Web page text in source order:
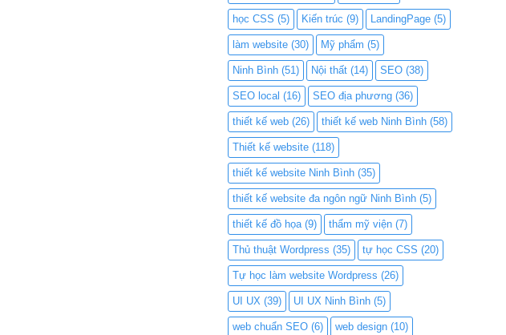
học CSS (5) Kiến trúc (9) LandingPage (5)
làm website (30) Mỹ phẩm (5)
Ninh Bình (51) Nội thất (14) SEO (38)
SEO local (16) SEO địa phương (36)
thiết kế web (26) thiết kế web Ninh Bình (58)
Thiết kế website (118)
thiết kế website Ninh Bình (35)
thiết kế website đa ngôn ngữ Ninh Bình (5)
thiết kế đồ họa (9) thẩm mỹ viện (7)
Thủ thuật Wordpress (35) tự học CSS (20)
Tự học làm website Wordpress (26)
UI UX (39) UI UX Ninh Bình (5)
web chuẩn SEO (6) web design (10)